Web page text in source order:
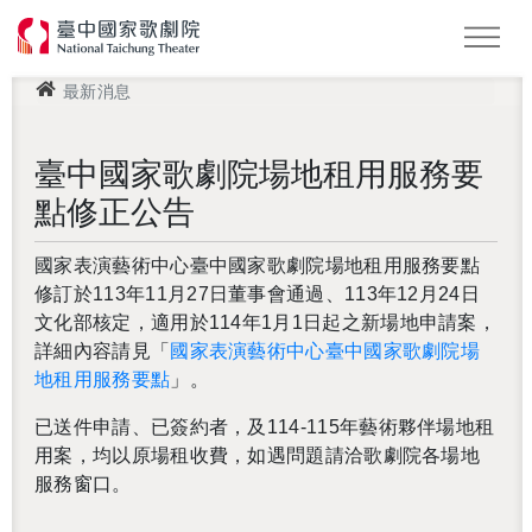
最新消息
臺中國家歌劇院場地租用服務要
點修正公告
國家表演藝術中心臺中國家歌劇院場地租用服務要點
修訂於113年11 月 27 日董事會通過、 113年12 月 24 日
文化部核定，適用於114年1 月 1 日起之新場地申請案，
詳細內容請見「 國家表演藝術中心臺中國家歌劇院場
地租用服務要點 」。
已送件申請、已簽約者，及 114-115年藝術夥伴場地租
用案，均以原場租收費，如遇問題請洽歌劇院各場地
服務窗口。